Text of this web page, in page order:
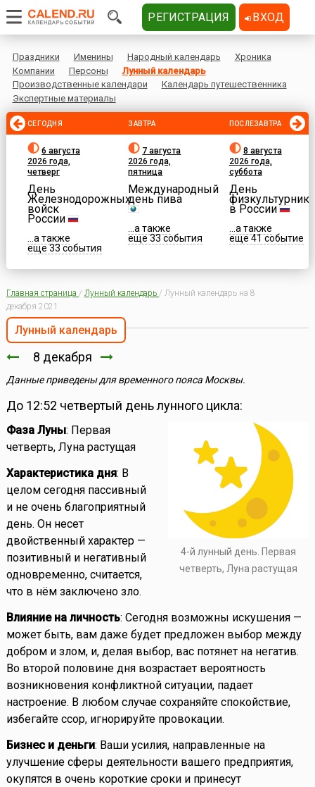
Праздники Именины Народный календарь
Хроника
Компании
Персоны
Лунный календарь
Производственные календари
Календарь путешественника
Экспертные материалы
СЕГОДНЯ
6 августа
2026 года,
четверг
День
Железнодорожных
войск
России
...а также
еще 33 события
ЗАВТРА
7 августа
2026 года,
пятница
Международный
день пива
...а также
еще 33 события
ПОСЛЕЗАВТРА
8 августа
2026 года,
суббота
День
физкультурника
в России
...а также
еще 41 событие
Главная страница / Лунный календарь / Лунный календарь на 8
декабря 2021
Лунный календарь
8 декабря
Данные приведены для временного пояса Москвы.
До 12:52 четвертый день лунного цикла:
4-й лунный день. Первая
четверть, Луна растущая
Фаза Луны: Первая
четверть, Луна растущая
Характеристика дня: В
целом сегодня пассивный
и не очень благоприятный
день. Он несет
двойственный характер —
позитивный и негативный
одновременно, считается,
что в нём заключено зло.
Влияние на личность: Сегодня возможны искушения —
может быть, вам даже будет предложен выбор между
добром и злом, и, делая выбор, вас потянет на негатив.
Во второй половине дня возрастает вероятность
возникновения конфликтной ситуации, падает
настроение. В любом случае сохраняйте спокойствие,
избегайте ссор, игнорируйте провокации.
Бизнес и деньги: Ваши усилия, направленные на
улучшение сферы деятельности вашего предприятия,
окупятся в очень короткие сроки и принесут
РЕГИСТРАЦИЯ ВХОД